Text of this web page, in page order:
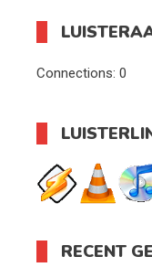
Connections: 0
RECENT